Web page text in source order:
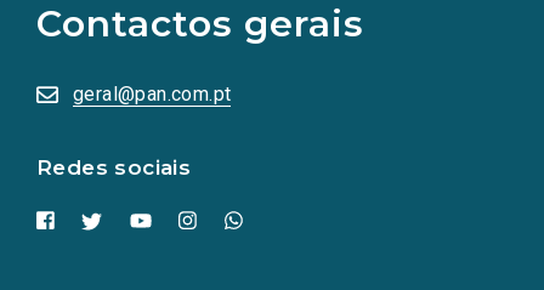
Contactos gerais
geral@pan.com.pt
Redes sociais
redes
sociais
numa
nova